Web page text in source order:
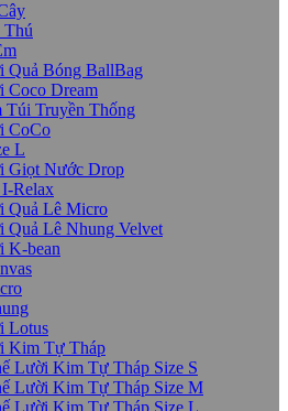
Quả Bóng BallBag
Coco Dream
Túi Truyền Thống
CoCo
L
Giọt Nước Drop
Relax
Quả Lê Micro
Quả Lê Nhung Velvet
K-bean
Lotus
Kim Tự Tháp
Lười Kim Tự Tháp Size S
Lười Kim Tự Tháp Size M
Lười Kim Tự Tháp Size L